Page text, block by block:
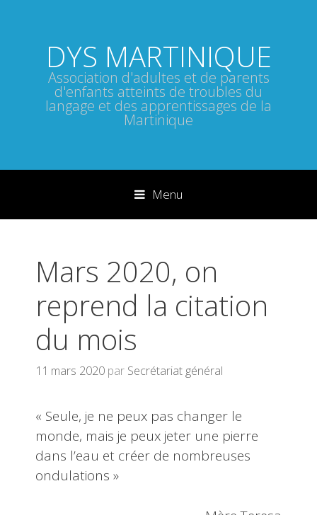
DYS MARTINIQUE
Association d'adultes et de parents
d'enfants atteints de troubles du
langage et des apprentissages de la
Martinique
Menu
Mars 2020, on
reprend la citation
du mois
11 mars 2020 par Secrétariat général
« Seule, je ne peux pas changer le
monde, mais je peux jeter une pierre
dans l’eau et créer de nombreuses
ondulations »